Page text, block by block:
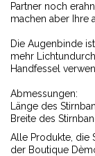
Partner noch
machen aber Ihre
Die Augenbinde
mehr
Handfessel
Abmessungen:
Länge des
Breite des
Alle Produkte, die
der Boutique